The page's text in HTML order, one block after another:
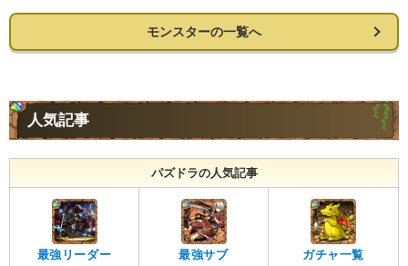
モンスターの一覧へ
人気記事
パズドラの人気記事
最強リーダー 最強サブ ガチャ一覧